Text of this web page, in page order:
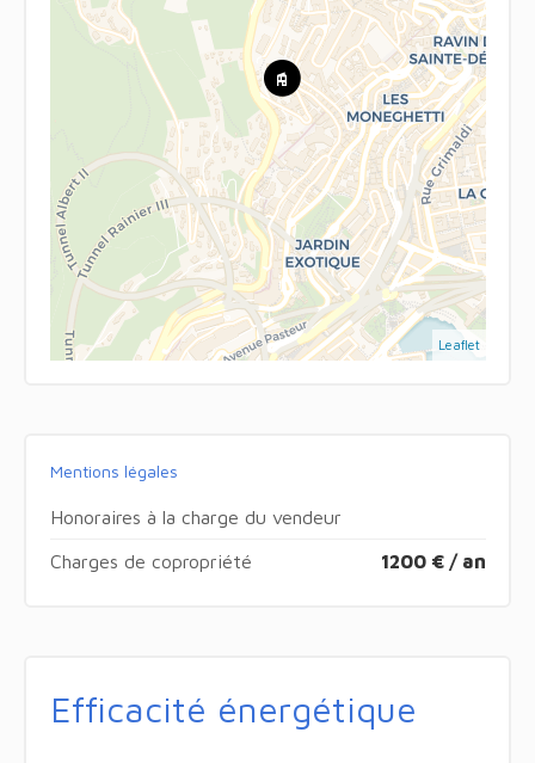
Leaflet
Mentions légales
Honoraires à la charge du vendeur
Charges de copropriété 1200 € / an
Efficacité énergétique